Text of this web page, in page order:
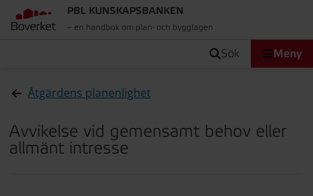
PBL KUNSKAPSBANKEN
– en handbok om plan- och bygglagen
sök Meny
Åtgärdens planenlighet
Avvikelse vid gemensamt behov eller
allmänt intresse